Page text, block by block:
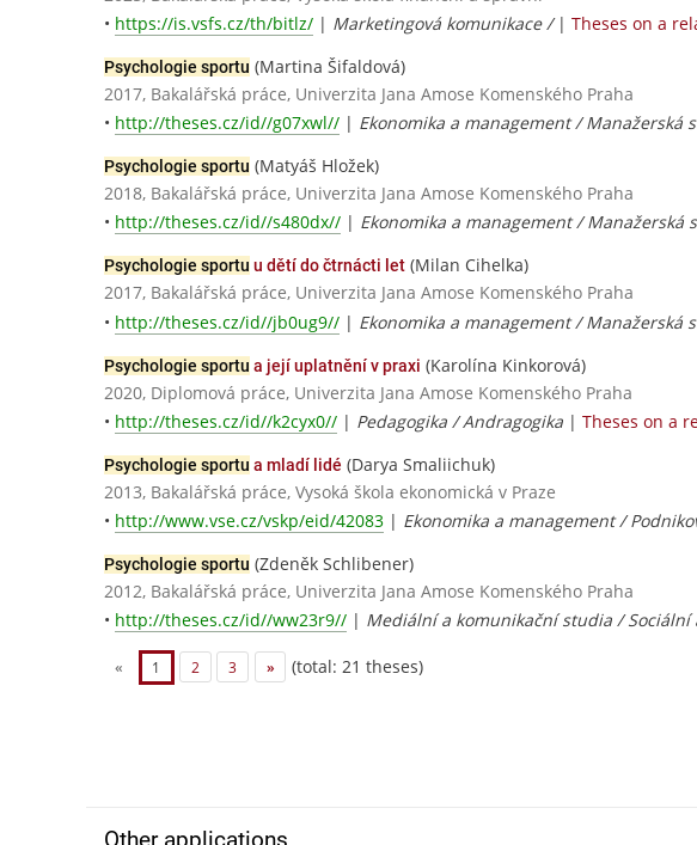
• https://is.vsfs.cz/th/bitlz/ | Marketingová komunikace / | Theses on a
Psychologie sportu (Martina Šifaldová)
2017, Bakalářská práce, Univerzita Jana Amose Komenského Praha
• http://theses.cz/id//g07xwl// | Ekonomika a management /
Psychologie sportu (Matyáš Hložek)
2018, Bakalářská práce, Univerzita Jana Amose Komenského Praha
• http://theses.cz/id//s480dx// | Ekonomika a management /
Psychologie sportu u dětí do čtrnácti let (Milan Cihelka)
2017, Bakalářská práce, Univerzita Jana Amose Komenského Praha
• http://theses.cz/id//jb0ug9// | Ekonomika a management /
Psychologie sportu a její uplatnění v praxi (Karolína Kinkorová)
2020, Diplomová práce, Univerzita Jana Amose Komenského Praha
• http://theses.cz/id//k2cyx0// | Pedagogika / Andragogika | Theses on a
Psychologie sportu a mladí lidé (Darya Smaliichuk)
2013, Bakalářská práce, Vysoká škola ekonomická v Praze
• http://www.vse.cz/vskp/eid/42083 | Ekonomika a management /
Psychologie sportu (Zdeněk Schlibener)
2012, Bakalářská práce, Univerzita Jana Amose Komenského Praha
• http://theses.cz/id//ww23r9// | Mediální a komunikační studia /
« 1 2 3 » (total: 21 theses)